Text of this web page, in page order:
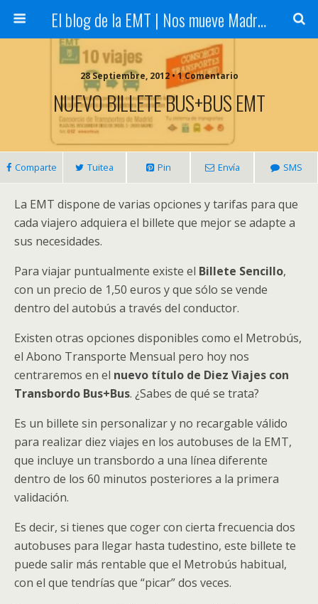
El blog de la EMT | Nos mueve Madrid
28 Septiembre, 2012 • 1 Comentario
NUEVO BILLETE BUS+BUS EMT
Comparte Tuitea Pin Envía SMS
La EMT dispone de varias opciones y tarifas para que
cada viajero adquiera el billete que mejor se adapte a
sus necesidades.
Para viajar puntualmente existe el Billete Sencillo,
con un precio de 1,50 euros y que sólo se vende
dentro del autobús a través del conductor.
Existen otras opciones disponibles como el Metrobús,
el Abono Transporte Mensual pero hoy nos
centraremos en el nuevo título de Diez Viajes con
Transbordo Bus+Bus. ¿Sabes de qué se trata?
Es un billete sin personalizar y no recargable válido
para realizar diez viajes en los autobuses de la EMT,
que incluye un transbordo a una línea diferente
dentro de los 60 minutos posteriores a la primera
validación.
Es decir, si tienes que coger con cierta frecuencia dos
autobuses para llegar hasta tudestino, este billete te
puede salir más rentable que el Metrobús habitual,
con el que tendrías que “picar” dos veces.